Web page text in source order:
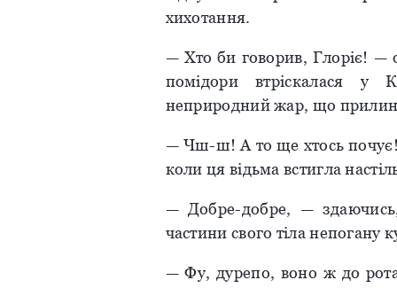
хихотання.
— Хто би говорив, Глоріє! —
помідори втріскалася
неприродний жар, що
— Чш-ш! А то ще хтось
коли ця відьма встигла
— Добре-добре, —
частини свого тіла непогану
— Фу, дурепо, воно ж до